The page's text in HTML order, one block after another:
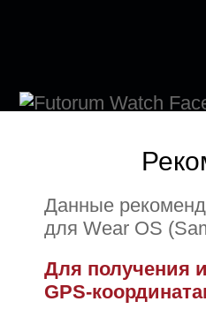
Данные
для Wear OS
Для получения
GPS-